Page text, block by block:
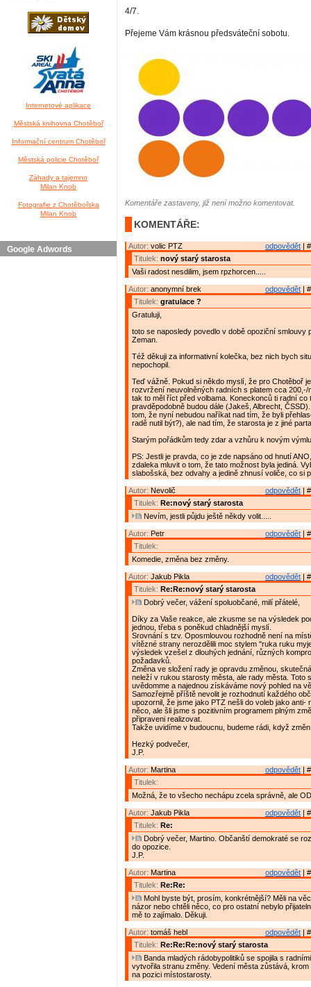
Internetové aplikace
Městská knihovna Chotěboř
Informační centrum Chotěboř
Městská policie Chotěboř
Záhady a tajemno
Milan Knob
Fotografie z Chotěbořska
Milan Knob
Google Adwords
4/7.
Přejeme Vám krásnou předsváteční sobotu.
Komentáře zastaveny, již není možno komentovat.
KOMENTÁŘE:
odpovědět |
Autor: volic PTZ
Titulek: nový starý starosta
Vaši radost nesdilim, jsem rpzhorcen.....
odpovědět |
Autor: anonymní brek
Titulek: gratulace ?
Gratuluji,
toto se naposledy povedlo v době opoziční smlouvy
Zeman.
Též děkuji za informativní kolečka, bez nich bych
nepochopil.
Teď vážně. Pokud si někdo myslí, že pro Chotěboř
rozvržení neuvolněných radních s platem cca 200,-/
tak to měl říct před volbama. Koneckonců ti radní co
pravděpodobně budou dále (Jakeš, Albrecht,
tom, že nyní nebudou naříkat nad tím, že byli
radě nutil být?), ale nad tím, že starosta je z jiné
Starým pořádkům tedy zdar a vzhůru k novým
PS: Jestli je pravda, co je zde napsáno od hnutí
zdaleka mluvit o tom, že tato možnost byla jediná.
slabošská, bez odvahy a jedině zhnusí voliče, co si
odpovědět |
Autor: Nevolič
Titulek: Re:nový starý starosta
Nevím, jestli půjdu ještě někdy volit.....
odpovědět |
Autor: Petr
Titulek:
Komedie, změna bez změny.
odpovědět |
Autor: Jakub Pikla
Titulek: Re:Re:nový starý starosta
Dobrý večer, vážení spoluobčané, milí přátelé,
Díky za Vaše reakce, ale zkusme se na výsledek
jednou, třeba s poněkud chladnější myslí.
Srovnání s tzv. Oposmlouvou rozhodně není na
vítězné strany nerozdělili moc stylem "ruka ruku
výsledek vzešel z dlouhých jednání, různých
požadavků.
Změna ve složení rady je opravdu změnou,
neleží v rukou starosty města, ale rady města. Toto
uvědomme a najednou získáváme nový pohled na
Samozřejmě příště nevolit je rozhodnutí každého
upozornil, že jsme jako PTZ nešli do voleb jako anti-
něco, ale šli jsme s pozitivním programem plným
připraveni realizovat.
Takže uvidíme v budoucnu, budeme rádi, když
Hezký podvečer,
J.P.
odpovědět |
Autor: Martina
Titulek:
Možná, že to všecho nechápu zcela správně, ale
odpovědět |
Autor: Jakub Pikla
Titulek: Re:
Dobrý večer, Martino. Občanští demokraté se
do opozice.
J.P.
odpovědět |
Autor: Martina
Titulek: Re:Re:
Mohl byste být, prosím, konkrétnější? Měli na
názor nebo chtěli něco, co pro ostatní nebylo
mě to zajímalo. Děkuji.
odpovědět |
Autor: tomáš hebl
Titulek: Re:Re:Re:nový starý starosta
Banda mladých rádobypolitiků se spojila s
vytvořila stranu změny. Vedení města zůstává,
na pozici místostarosty.